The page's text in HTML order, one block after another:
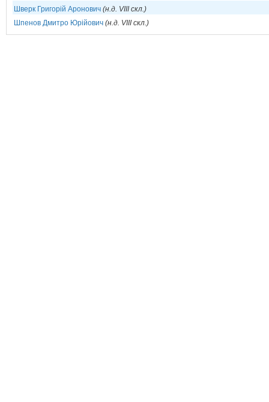
Шверк Григорій Аронович (н.д. VIII скл.)
Шпенов Дмитро Юрійович (н.д. VIII скл.)